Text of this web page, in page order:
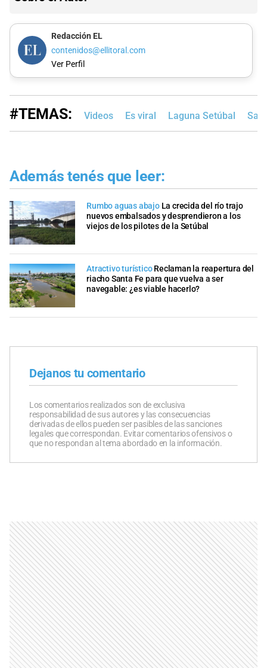
Redacción EL
contenidos@ellitoral.com
Ver Perfil
#TEMAS: Videos Es viral Laguna Setúbal
Además tenés que leer:
Rumbo aguas abajo La crecida del río trajo
nuevos embalsados y desprendieron a los
viejos de los pilotes de la Setúbal
Atractivo turístico Reclaman la reapertura del
riacho Santa Fe para que vuelva a ser
navegable: ¿es viable hacerlo?
Dejanos tu comentario
Los comentarios realizados son de exclusiva
responsabilidad de sus autores y las consecuencias
derivadas de ellos pueden ser pasibles de las sanciones
legales que correspondan. Evitar comentarios ofensivos o
que no respondan al tema abordado en la información.